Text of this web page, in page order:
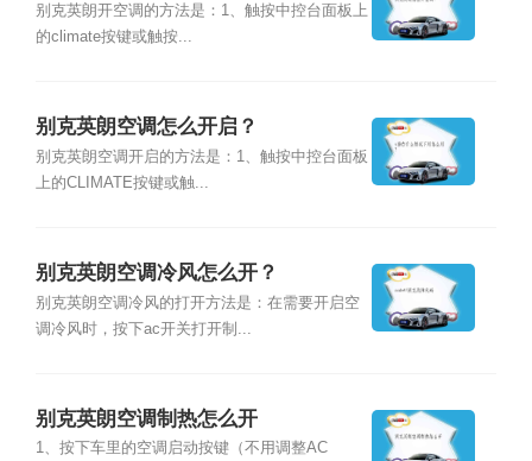
别克英朗开空调的方法是：1、触按中控台面板上
的climate按键或触按...
别克英朗空调怎么开启？
别克英朗空调开启的方法是：1、触按中控台面板
上的CLIMATE按键或触...
别克英朗空调冷风怎么开？
别克英朗空调冷风的打开方法是：在需要开启空
调冷风时，按下ac开关打开制...
别克英朗空调制热怎么开
1、按下车里的空调启动按键（不用调整AC